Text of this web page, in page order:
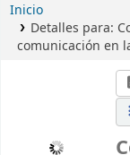
Inicio
Detalles para:
comunicación en